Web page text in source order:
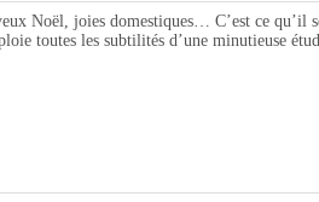
Noël, joies domestiques… C’est ce
toutes les subtilités d’une minutieuse